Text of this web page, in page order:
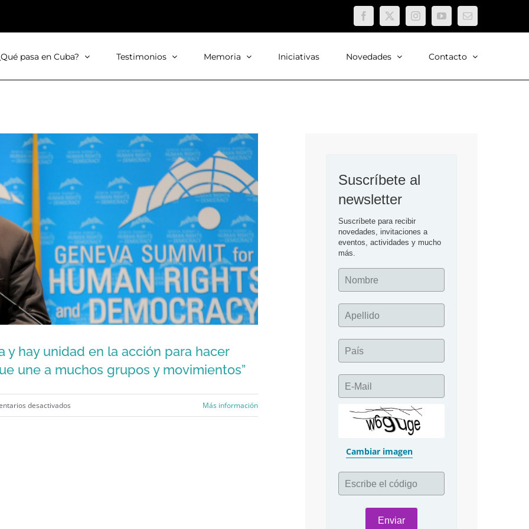
Facebook
X InstagramYouTubeCorreo
electrónico
pasa en Cuba? Testimonios Memoria Iniciativas Novedades Contacto
y hay unidad en la acción para hacer
une a muchos grupos y movimientos”
desactivados Más información
Suscríbete al
newsletter
Suscríbete para recibir
novedades, invitaciones a
eventos, actividades y mucho
más.
Nombre
Apellido
País
E-Mail
Cambiar imagen
Escribe el código